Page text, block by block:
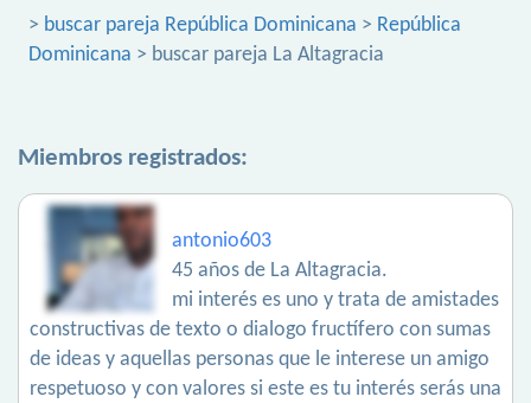
> buscar pareja República Dominicana > República
Dominicana > buscar pareja La Altagracia
Miembros registrados:
antonio603
45 años de La Altagracia.
mi interés es uno y trata de amistades
constructivas de texto o dialogo fructífero con sumas
de ideas y aquellas personas que le interese un amigo
respetuoso y con valores si este es tu interés serás una